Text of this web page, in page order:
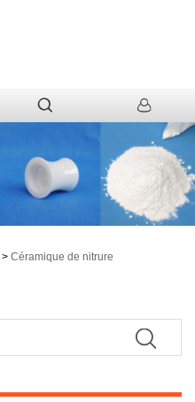
> Céramique de nitrure